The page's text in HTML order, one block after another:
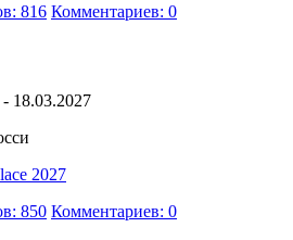
816 Комментариев: 0
18.03.2027
2027
850 Комментариев: 0